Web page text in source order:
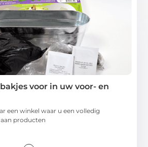
voor in uw voor- en
een winkel waar u een volledig
producten